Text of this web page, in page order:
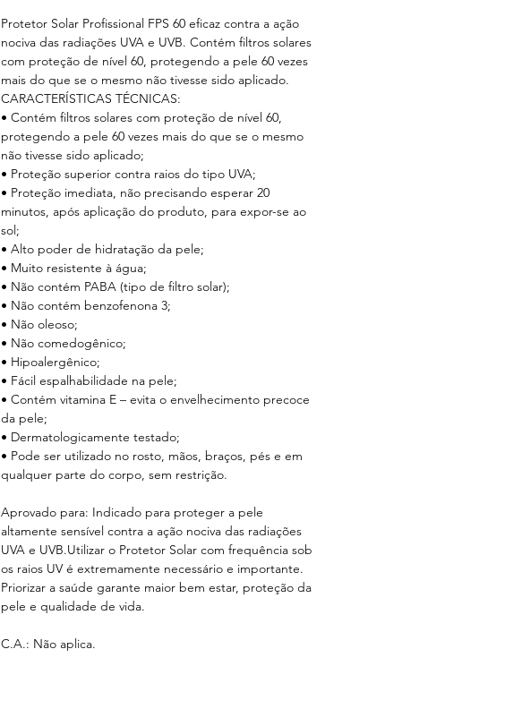
Protetor Solar Profissional FPS 60 eficaz contra a ação
nociva das radiações UVA e UVB. Contém filtros solares
com proteção de nível 60, protegendo a pele 60 vezes
mais do que se o mesmo não tivesse sido aplicado.
CARACTERÍSTICAS TÉCNICAS:
• Contém filtros solares com proteção de nível 60,
protegendo a pele 60 vezes mais do que se o mesmo
não tivesse sido aplicado;
• Proteção superior contra raios do tipo UVA;
• Proteção imediata, não precisando esperar 20
minutos, após aplicação do produto, para expor-se ao
sol;
• Alto poder de hidratação da pele;
• Muito resistente à água;
• Não contém PABA (tipo de filtro solar);
• Não contém benzofenona 3;
• Não oleoso;
• Não comedogênico;
• Hipoalergênico;
• Fácil espalhabilidade na pele;
• Contém vitamina E – evita o envelhecimento precoce
da pele;
• Dermatologicamente testado;
• Pode ser utilizado no rosto, mãos, braços, pés e em
qualquer parte do corpo, sem restrição.
Aprovado para: Indicado para proteger a pele
altamente sensível contra a ação nociva das radiações
UVA e UVB.Utilizar o Protetor Solar com frequência sob
os raios UV é extremamente necessário e importante.
Priorizar a saúde garante maior bem estar, proteção da
pele e qualidade de vida.
C.A.: Não aplica.